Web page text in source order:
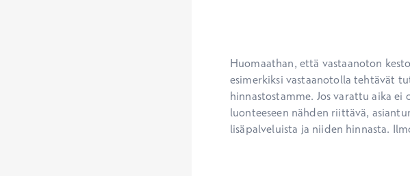
Huomaathan, että vastaanoton
esimerkiksi vastaanotolla tehtävät
hinnastostamme. Jos varattu aika
luonteeseen nähden riittävä,
lisäpalveluista ja niiden hinnasta.